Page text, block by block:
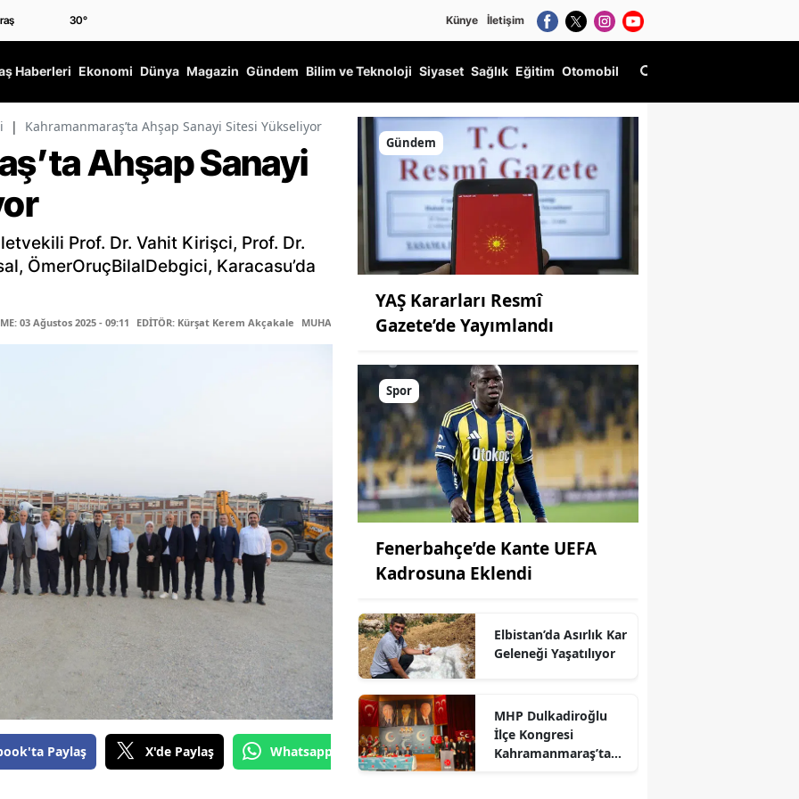
30° Künye İletişim
Haberleri Ekonomi Dünya Magazin Gündem Bilim ve Teknoloji Siyaset Sağlık Eğitim Otomobil
| Kahramanmaraş’ta Ahşap Sanayi Sitesi Yükseliyor
Ahşap Sanayi
Prof. Dr. Vahit Kirişci, Prof. Dr.
ÖmerOruçBilalDebgici, Karacasu’da
03 Ağustos 2025 - 09:11 EDİTÖR: Kürşat Kerem Akçakale MUHABİR: Fatma Serap Arslan
Paylaş X'de Paylaş Whatsapp'tan Gönder
Gündem
YAŞ Kararları Resmî
Gazete’de Yayımlandı
Spor
Fenerbahçe’de Kante UEFA
Kadrosuna Eklendi
Elbistan’da Asırlık Kar
Geleneği Yaşatılıyor
MHP Dulkadiroğlu
İlçe Kongresi
Kahramanmaraş’ta